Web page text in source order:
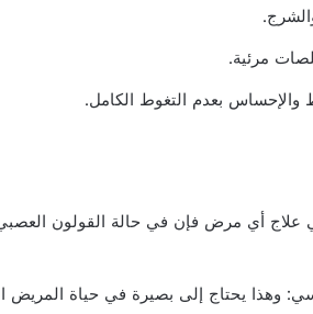
مرئية.
والإحساس بعدم التغوط الكامل.
علاج أي مرض فإن في حالة القولون
وهذا يحتاج إلى بصيرة في حياة المريض